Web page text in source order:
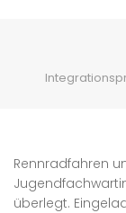
Rennradfahren
überlegt.